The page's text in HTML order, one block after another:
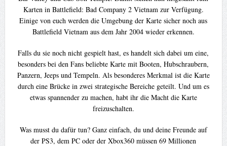
Karten in Battlefield: Bad Company 2 Vietnam zur Verfügung.
Einige von euch werden die Umgebung der Karte sicher noch aus
Battlefield Vietnam aus dem Jahr 2004 wieder erkennen.
Falls du sie noch nicht gespielt hast, es handelt sich dabei um eine,
besonders bei den Fans beliebte Karte mit Booten, Hubschraubern,
Panzern, Jeeps und Tempeln. Als besonderes Merkmal ist die Karte
durch eine Brücke in zwei strategische Bereiche geteilt. Und um es
etwas spannender zu machen, habt ihr die Macht die Karte
freizuschalten.
Was musst du dafür tun? Ganz einfach, du und deine Freunde auf
der PS3, dem PC oder der Xbox360 müssen 69 Millionen